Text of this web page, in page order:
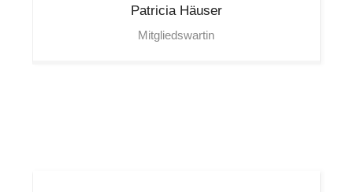
Patricia Häuser
Mitgliedswartin